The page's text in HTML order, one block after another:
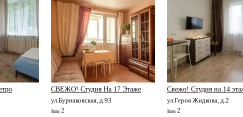
СВЕЖО! Студия На 17 Этаже
ул.Бурнаковская, д.93
2
Свежо! Студия на 14
ул.Героя Жидкова, д.2
2